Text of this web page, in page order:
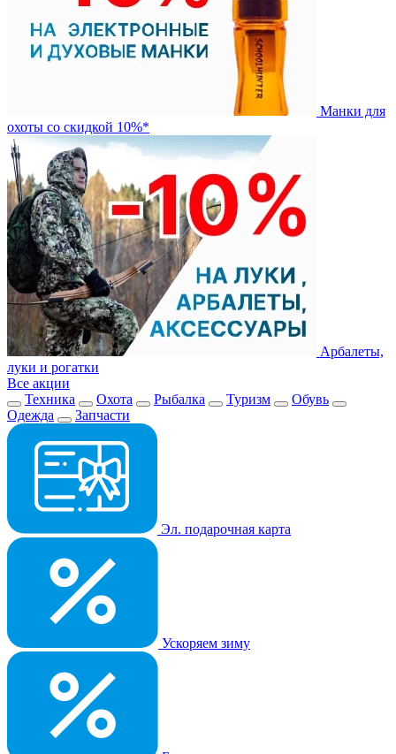
Манки для
охоты со скидкой 10%*
Арбалеты,
луки и рогатки
Все акции
Техника
Охота Рыбалка Туризм
Обувь
Одежда
Запчасти
Эл. подарочная карта
Ускоряем зиму